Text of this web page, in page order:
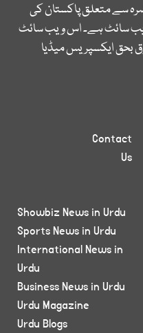
سے متعلق پاکستان کی
سائٹ ہے۔ اس ویب سائٹ
بحق ایکسپریس میڈیا
Contact
Us
Showbiz News in Urdu
Sports News in Urdu
International News in
Urdu
Business News in Urdu
Urdu Magazine
Urdu Blogs